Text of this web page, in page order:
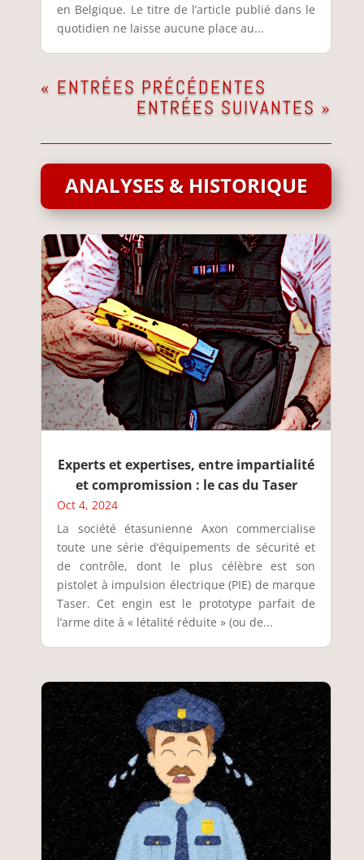
en Belgique. Le titre de l’article publié dans le
quotidien ne laisse aucune place au...
« ENTRÉES PRÉCÉDENTES
ENTRÉES SUIVANTES »
ANALYSES & HISTORIQUE
Experts et expertises, entre impartialité
et compromission : le cas du Taser
Oct 4, 2024
La société étasunienne Axon commercialise
toute une série d’équipements de sécurité et
de contrôle, dont le plus célèbre est son
pistolet à impulsion électrique (PIE) de marque
Taser. Cet engin est le prototype parfait de
l’arme dite à « létalité réduite » (ou de...